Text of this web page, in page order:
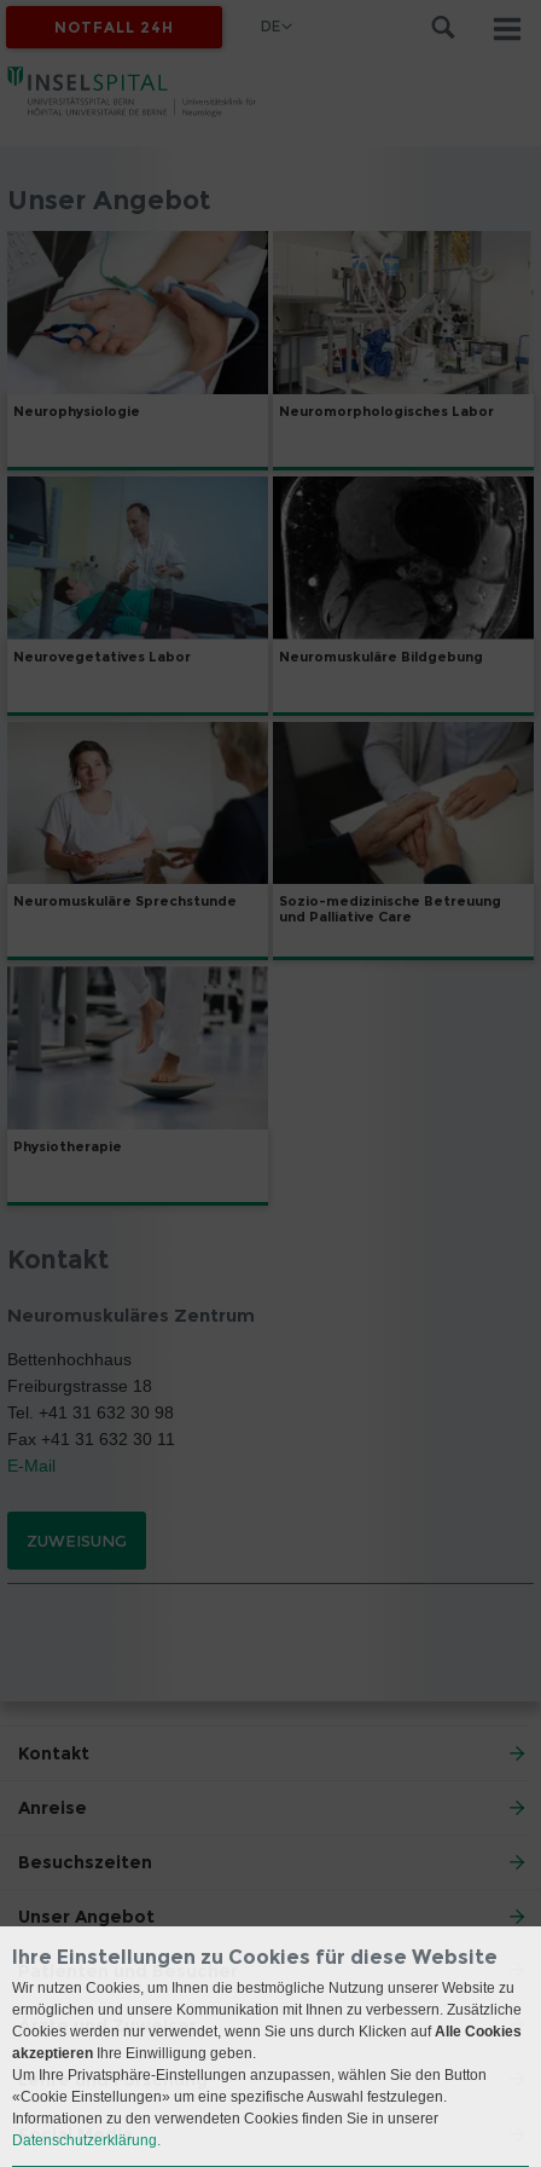
NOTFALL 24H DE
Unser Angebot
Neurophysiologie Neuromorphologisches Labor
Neurovegetatives Labor Neuromuskuläre Bildgebung
Neuromuskuläre Sprechstunde
Sozio-medizinische Betreuung
und Palliative Care
Physiotherapie
Kontakt
Neuromuskuläres Zentrum
Bettenhochhaus
Freiburgstrasse 18
Tel. +41 31 632 30 98
Fax +41 31 632 30 11
E-Mail
ZUWEISUNG
Kontakt
Anreise
Besuchszeiten
Unser Angebot
Patienten und Besucher
Ärzte und Zuweiser
Lehre und Forschung
Social Media
Ihre Einstellungen zu Cookies für diese Website
Wir nutzen Cookies, um Ihnen die bestmögliche Nutzung unserer Website zu
ermöglichen und unsere Kommunikation mit Ihnen zu verbessern. Zusätzliche
Cookies werden nur verwendet, wenn Sie uns durch Klicken aufAlle Cookies
akzeptieren Ihre Einwilligung geben.
Um Ihre Privatsphäre-Einstellungen anzupassen, wählen Sie den Button
«Cookie Einstellungen» um eine spezifische Auswahl festzulegen.
Informationen zu den verwendeten Cookies finden Sie in unserer
Datenschutzerklärung.